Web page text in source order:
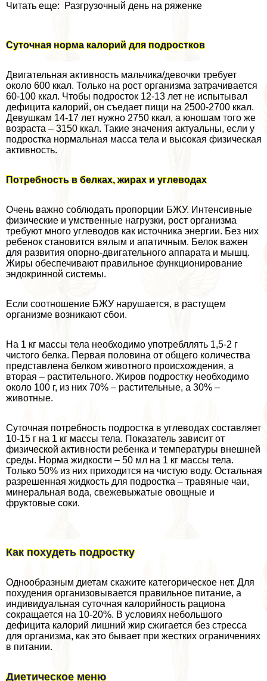
Читать еще: Разгрузочный день на ряженке
Суточная норма калорий для подростков
Двигательная активность мальчика/дeвoчки требует
около 600 ккал. Только на рост организма затрачивается
60-100 ккал. Чтобы подросток 12-13 лет не испытывал
дефицита калорий, он съедает пищи на 2500-2700 ккал.
Девушкам 14-17 лет нужно 2750 ккал, а юношам того же
возраста – 3150 ккал. Такие значения актуальны, если у
подростка нормальная масса тела и высокая физическая
активность.
Потребность в белках, жирах и углеводах
Очень важно соблюдать пропорции БЖУ. Интенсивные
физические и умственные нагрузки, рост организма
требуют много углеводов как источника энергии. Без них
ребенок становится вялым и апатичным. Белок важен
для развития опopно-двигательного аппарата и мышц.
Жиры обеспечивают правильное функционирование
эндокринной системы.
Если соотношение БЖУ нарушается, в растущем
организме возникают сбои.
На 1 кг массы тела необходимо употрeбллять 1,5-2 г
чистого белка. Первая половина от общего количества
представлена белком животного происхождения, а
вторая – растительного. Жиров подростку необходимо
около 100 г, из них 70% – растительные, а 30% –
животные.
Суточная потребность подростка в углеводах составляет
10-15 г на 1 кг массы тела. Показатель зависит от
физической активности ребенка и температуры внешней
среды. Норма жидкости – 50 мл на 1 кг массы тела.
Только 50% из них приходится на чистую воду. Остальная
разрешенная жидкость для подростка – травяные чаи,
минеральная вода, свежевыжатые овощные и
фруктовые соки.
Как похудеть подростку
Однообразным диетам скажите категорическое нет. Для
похудения организовывается правильное питание, а
индивидуальная суточная калорийность рациона
сокращается на 10-20%. В условиях небольшого
дефицита калорий лишний жир сжигается без стресса
для организма, как это бывает при жестких ограничениях
в питании.
Диетическое меню